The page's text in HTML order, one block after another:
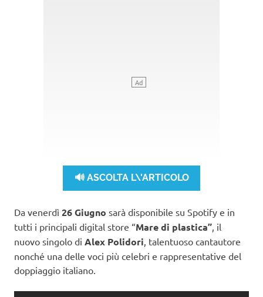
🔊 ASCOLTA L\'ARTICOLO
Da venerdì 26 Giugno sarà disponibile su Spotify e in
tutti i principali digital store “Mare di plastica” , il
nuovo singolo di Alex Polidori , talentuoso cantautore
nonché una delle voci più celebri e rappresentative del
doppiaggio italiano.